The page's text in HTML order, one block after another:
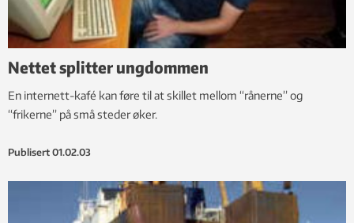
Nettet splitter ungdommen
En internett-kafé kan føre til at skillet mellom “rånerne” og
“frikerne” på små steder øker.
Publisert 01.02.03